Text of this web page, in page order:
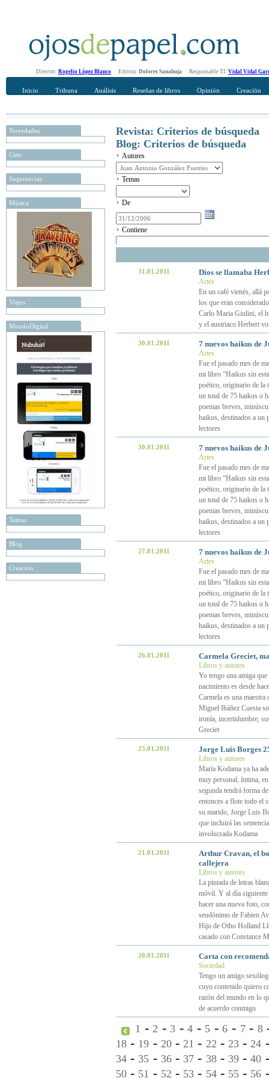
Director: Rogelio López Blanco Editora: Dolores Sanahuja Responsable TI: Vidal Vidal
Inicio Tribuna Análisis Reseñas de libros Opinión Creación
Novedades
Cine
Sugerencias
Música
Viajes
MundoDigital
Temas
Blog
Creación
Revista: Criterios de búsqueda
Blog: Criterios de búsqueda
Autores
Temas
De
Contiene
31.01.2011 Dios se llamaba
Artes
En un café vienés, allá
los que eran
Carlo Maria Giulini, el
y el austriaco Herbert
30.01.2011 7 nuevos haikus de
Artes
Fue el pasado mes de
mi libro “Haikus sin
poético, originario de la
un total de 75 haikus o
poemas breves,
haikus, destinados a un
lectores
30.01.2011 7 nuevos haikus de
Artes
Fue el pasado mes de
mi libro “Haikus sin
poético, originario de la
un total de 75 haikus o
poemas breves,
haikus, destinados a un
lectores
27.01.2011 7 nuevos haikus de
Artes
Fue el pasado mes de
mi libro “Haikus sin
poético, originario de la
un total de 75 haikus o
poemas breves,
haikus, destinados a un
lectores
26.01.2011 Carmela Greciet,
Libros y autores
Yo tengo una amiga
nacimiento es desde
Carmela es una
Miguel Ibáñez Cuesta
ironía, incertidumbre,
Greciet
25.01.2011 Jorge Luis Borges
Libros y autores
María Kodama ya ha
muy personal, íntima,
segunda tendrá forma
entonces a flote todo el
su marido, Jorge Luis
que incluirá las
involucrada Kodama
21.01.2011
Arthur Cravan, el
callejera
Libros y autores
La pintada de letras
móvil. Y al día siguiente
hacer una nueva foto,
seudónimo de Fabien
Hijo de Otho Holland
casado con Constance
20.01.2011 Carta con
Sociedad
Tengo un amigo
cuyo contenido quiero
razón del mundo en lo
de acuerdo conmigo
1 -2 - 3 -4 - 5 -6 - 7- 8
18 - 19 - 20-21 - 22 - 23-24
34 - 35 - 36- 37 - 38- 39-40
50 - 51 - 52 - 53 - 54- 55- 56